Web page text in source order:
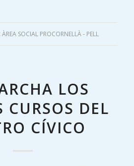
ÀREA SOCIAL PROCORNELLÀ - PELL
LOS
CURSOS DEL
CÍVICO